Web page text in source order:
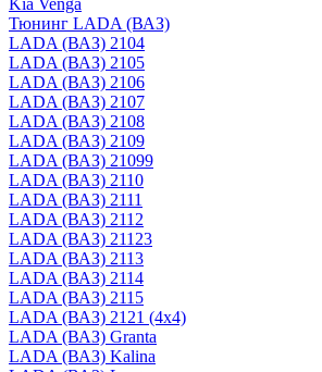
Kia Venga
Тюнинг LADA (ВАЗ)
LADA (ВАЗ) 2104
LADA (ВАЗ) 2105
LADA (ВАЗ) 2106
LADA (ВАЗ) 2107
LADA (ВАЗ) 2108
LADA (ВАЗ) 2109
LADA (ВАЗ) 21099
LADA (ВАЗ) 2110
LADA (ВАЗ) 2111
LADA (ВАЗ) 2112
LADA (ВАЗ) 21123
LADA (ВАЗ) 2113
LADA (ВАЗ) 2114
LADA (ВАЗ) 2115
LADA (ВАЗ) 2121 (4x4)
LADA (ВАЗ) Granta
LADA (ВАЗ) Kalina